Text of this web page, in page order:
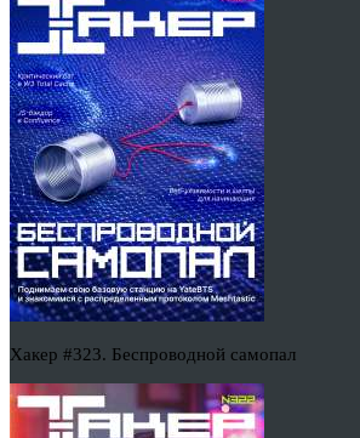
Хакер #323. Беспроводной самопал